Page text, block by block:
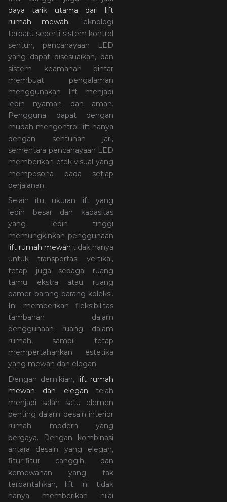
daya tarik utama dari lift
rumah mewah. Teknologi
terbaru seperti sistem kontrol
sentuh, pencahayaan LED
yang dapat disesuaikan, dan
sistem keamanan pintar
membuat pengalaman
menggunakan lift menjadi
lebih nyaman dan aman.
Pengguna dapat dengan
mudah mengontrol lift hanya
dengan sentuhan jari,
sementara pencahayaan LED
memberikan efek visual yang
mempesona pada setiap
perjalanan.
Selain itu, ukuran lift yang
lebih besar dan kapasitas
yang lebih tinggi
memungkinkan penggunaan
lift rumah mewah tidak hanya
untuk transportasi vertikal,
tetapi juga sebagai ruang
tamu ekstra atau ruang
pamer barang-barang koleksi.
Ini memberikan fleksibilitas
tambahan dalam
penggunaan ruang dalam
rumah, sambil tetap
mempertahankan estetika
yang mewah dan elegan.
Dengan demikian, lift rumah
mewah dan elegan telah
menjadi salah satu elemen
penting dalam desain interior
rumah modern yang
bergaya. Dengan kombinasi
antara desain yang elegan,
fitur-fitur canggih, dan
kemewahan yang tak
terbantahkan, lift ini tidak
hanya memberikan nilai